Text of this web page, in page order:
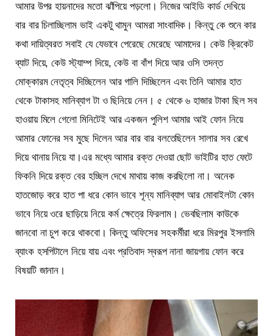
আমার উপর হায়নাদের মতো ঝাঁপিয়ে পড়লো। নিজের আইডি কার্ড দেখিয়ে
বার বার চিলাচ্ছিলাম ভাই একটু থামুন আমরা সাংবাদিক। কিন্তু কে শুনে কার
কথা দায়িত্বরত সবাই যে যেভাবে পেরেছে মেরেছে আমাদের। কেউ ক্রিকেট
ব্যাট দিয়ে, কেউ স্ট্যাম্প দিয়ে, কেউ বা বাঁশ দিয়ে আর ওসি তদন্ত
মোক্কারম নেতৃত্ব দিচ্ছিলেন আর গালি দিচ্ছিলেন এবং তিনি আমার হাত
থেকে টাকাসহ মানিব্যাগ টা ও ছিনিয়ে নেন। ৫ থেকে ৬ হাজার টাকা ছিল সব
হাওয়ায় মিলে গেলো মিনিটেই আর একজন পুলিশ আমার আই ফোন নিয়ে
আমার ফোনের সব মুছে দিলেন আর বার বার বলতেছিলেন সালার সব রেখে
দিয়ে থানায় নিয়ে যা।এর মধ্যে আমার রক্ত দেওয়া ছোট ভাইটির হাত ফেটে
ফিকনি দিয়ে রক্ত বের হচ্ছিল দেখে মাথায় কাজ করছিলো না। অনেক
হাতজোড় করে হাত পা ধরে কোন ভাবে শূন্য মানিব্যাগ আর মোবাইলটা কোন
ভাবে নিয়ে ওরে ছাড়িয়ে নিয়ে কর্ম ক্ষেত্রে ফিরলাম। ভেবছিলাম কাউকে
জানবো না চুপ করে থাকবো। কিন্তু অফিসের সহকর্মীরা ধরে মিরপুর ইসলামি
ব্যাংক হসপিটালে নিয়ে যায় এবং প্রতিবাদ স্বরূপ নানা জায়গায় ফোন করে
বিষয়টি জানান।